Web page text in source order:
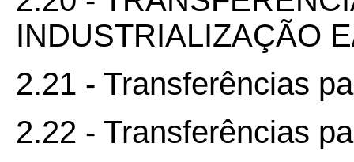
INDUSTRIALIZAÇÃO
2.21 - Transferências
2.22 - Transferências